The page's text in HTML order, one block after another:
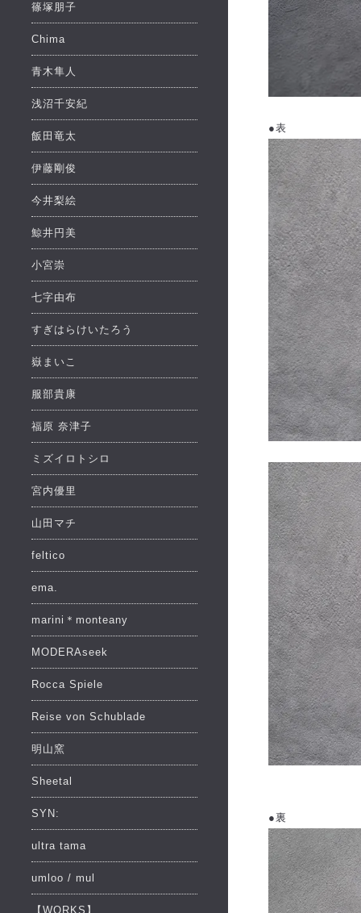
●表
●裏
篠塚朋子
Chima
青木隼人
浅沼千安紀
飯田竜太
伊藤剛俊
今井梨絵
鯨井円美
小宮崇
七字由布
すぎはらけいたろう
嶽まいこ
服部貴康
福原 奈津子
ミズイロトシロ
宮内優里
山田マチ
feltico
ema.
marini＊monteany
MODERAseek
Rocca Spiele
Reise von Schublade
明山窯
Sheetal
SYN:
ultra tama
umloo / mul
【WORKS】